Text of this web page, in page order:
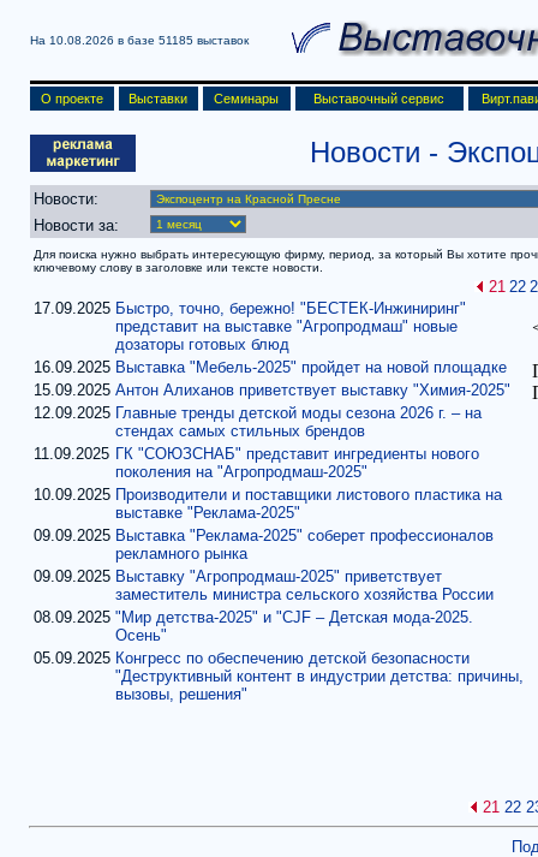
На 10.08.2026 в базе 51185 выставок
О проекте Выставки Семинары Выставочный сервис
Новости -
Новости:
Новости за:
Для поиска нужно выбрать интересующую фирму, период, за который Вы хотите
ключевому слову в заголовке или тексте новости.
21 22
17.09.2025 Быстро, точно, бережно! "БЕСТЕК-Инжиниринг"
представит на выставке "Агропродмаш" новые
дозаторы готовых блюд
16.09.2025 Выставка "Мебель-2025" пройдет на новой площадке
15.09.2025 Антон Алиханов приветствует выставку "Химия-2025"
12.09.2025 Главные тренды детской моды сезона 2026 г. – на
стендах самых стильных брендов
11.09.2025 ГК "СОЮЗСНАБ" представит ингредиенты нового
поколения на "Агропродмаш-2025"
10.09.2025 Производители и поставщики листового пластика на
выставке "Реклама-2025"
09.09.2025 Выставка "Реклама-2025" соберет профессионалов
рекламного рынка
09.09.2025 Выставку "Агропродмаш-2025" приветствует
заместитель министра сельского хозяйства России
08.09.2025 "Мир детства-2025" и "CJF – Детская мода-2025.
Осень"
05.09.2025 Конгресс по обеспечению детской безопасности
"Деструктивный контент в индустрии детства: причины,
вызовы, решения"
21 22